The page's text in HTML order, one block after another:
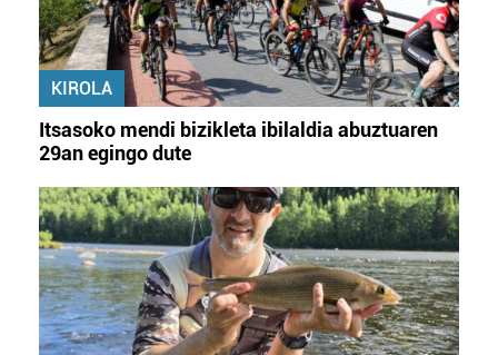
KIROLA
Itsasoko mendi bizikleta ibilaldia abuztuaren
29an egingo dute